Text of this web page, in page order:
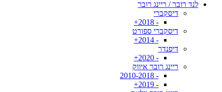
לנד רובר / ריינג רובר
דיסקברי
- 2018+
דיסקברי ספורט
- 2014+
דיפנדר
- 2020+
ריינג רובר איווק
- 2010-2018
- 2019+